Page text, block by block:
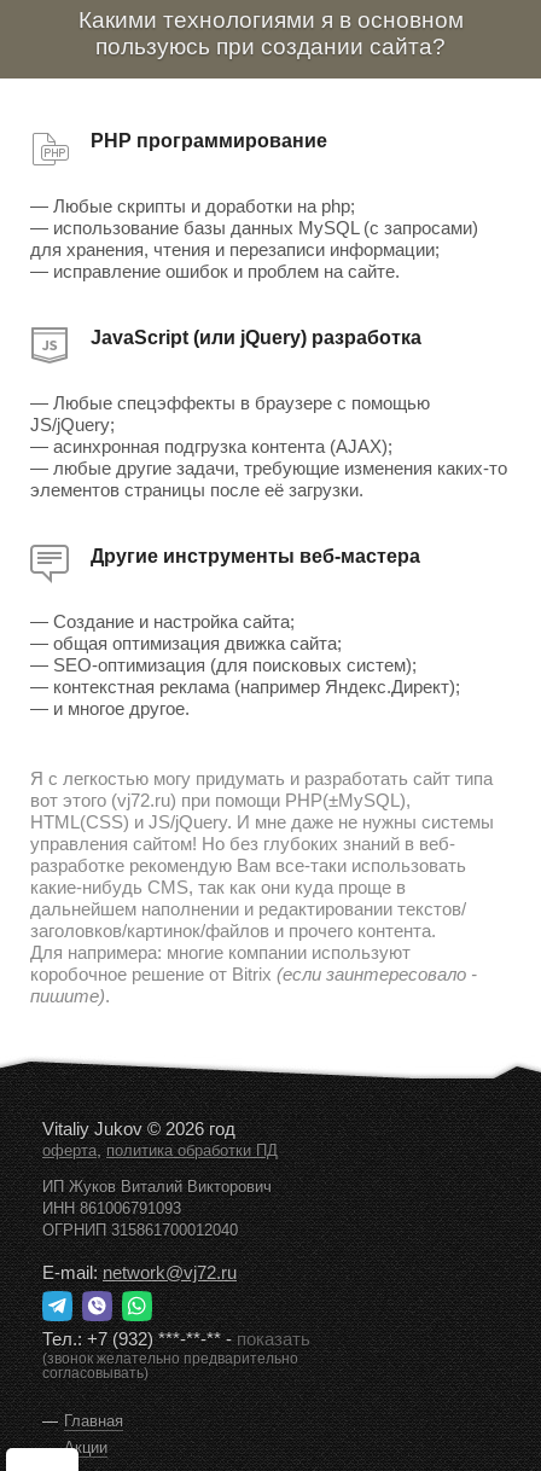
Какими технологиями я в основном
пользуюсь при создании сайта?
PHP программирование
— Любые скрипты и доработки на php;
— использование базы данных MySQL (с запросами)
для хранения, чтения и перезаписи информации;
— исправление ошибок и проблем на сайте.
JavaScript (или jQuery) разработка
— Любые спецэффекты в браузере с помощью
JS/jQuery;
— асинхронная подгрузка контента (AJAX);
— любые другие задачи, требующие изменения каких-то
элементов страницы после её загрузки.
Другие инструменты веб-мастера
— Создание и настройка сайта;
— общая оптимизация движка сайта;
— SEO-оптимизация (для поисковых систем);
— контекстная реклама (например Яндекс.Директ);
— и многое другое.
Я с легкостью могу придумать и разработать сайт типа
вот этого (vj72.ru) при помощи PHP(±MySQL),
HTML(CSS) и JS/jQuery. И мне даже не нужны системы
управления сайтом! Но без глубоких знаний в веб-
разработке рекомендую Вам все-таки использовать
какие-нибудь CMS, так как они куда проще в
дальнейшем наполнении и редактировании текстов/
заголовков/картинок/файлов и прочего контента.
Для напримера: многие компании используют
коробочное решение от Bitrix (если заинтересовало -
пишите).
Vitaliy Jukov © 2026 год
оферта,политика обработки ПД
ИП Жуков Виталий Викторович
ИНН 861006791093
ОГРНИП 315861700012040
E-mail:network@vj72.ru
Тел.:+7 (932) ***-**-**-показать
(звонок желательно предварительно
согласовывать)
Главная
Акции